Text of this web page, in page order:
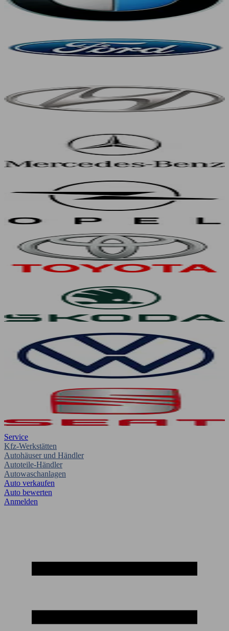
Service
Kfz-Werkstätten
Autohäuser und Händler
Autoteile-Händler
Autowaschanlagen
Auto verkaufen
Auto bewerten
Anmelden